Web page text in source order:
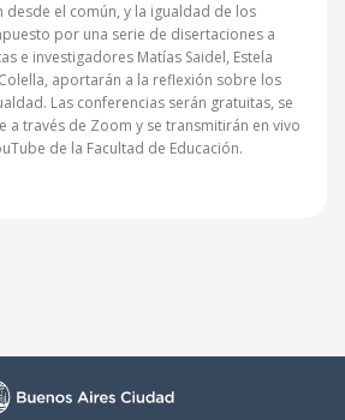
desde el común, y la igualdad de los
por una serie de disertaciones a
e investigadores Matías Saidel, Estela
aportarán a la reflexión sobre los
Las conferencias serán gratuitas, se
a través de Zoom y se transmitirán en vivo
de la Facultad de Educación.